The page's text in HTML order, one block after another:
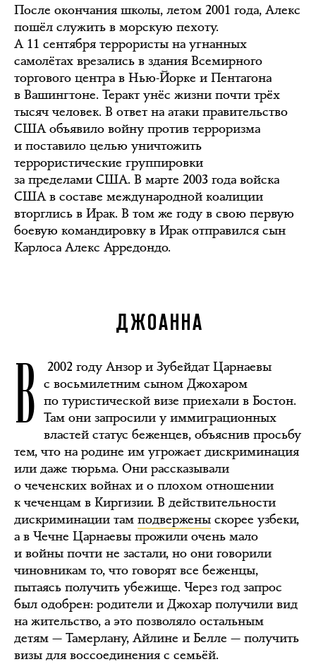
После окончания школы, летом 2001 года, Алекс
пошёл служить в морскую пехоту.
А 11 сентября террористы на угнанных
самолётах врезались в здания Всемирного
торгового центра в Нью-Йорке и Пентагона
в Вашингтоне. Теракт унёс жизни почти трёх
тысяч человек. В ответ на атаки правительство
США объявило войну против терроризма
и поставило целью уничтожить
террористические группировки
за пределами США. В марте 2003 года войска
США в составе международной коалиции
вторглись в Ирак. В том же году в свою первую
боевую командировку в Ирак отправился сын
Карлоса Алекс Арредондо.
ДЖОАННА
В
2002 году Анзор и Зубейдат Царнаевы
с восьмилетним сыном Джохаром
по туристической визе приехали в Бостон.
Там они запросили у иммиграционных
властей статус беженцев, объяснив просьбу
тем, что на родине им угрожает дискриминация
или даже тюрьма. Они рассказывали
о чеченских войнах и о плохом отношении
к чеченцам в Киргизии. В действительности
дискриминации там подвержены скорее узбеки,
а в Чечне Царнаевы прожили очень мало
и войны почти не застали, но они говорили
чиновникам то, что говорят все беженцы,
пытаясь получить убежище. Через год запрос
был одобрен: родители и Джохар получили вид
на жительство, а это позволяло остальным
детям — Тамерлану, Айлине и Белле — получить
визы для воссоединения с семьёй.